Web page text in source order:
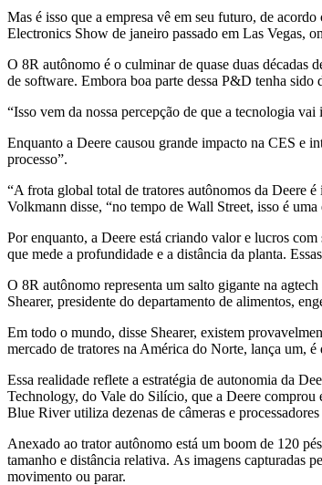
Mas é isso que a empresa vê em seu futuro, de
Electronics Show de janeiro passado em Las Vegas,
O 8R autônomo é o culminar de quase duas décadas
de software. Embora boa parte dessa P&D tenha sido
“Isso vem da nossa percepção de que a tecnologia
Enquanto a Deere causou grande impacto na CES e
processo”.
“A frota global total de tratores autônomos da Deere
Volkmann disse, “no tempo de Wall Street, isso é uma
Por enquanto, a Deere está criando valor e lucros com
que mede a profundidade e a distância da planta.
O 8R autônomo representa um salto gigante na
Shearer, presidente do departamento de alimentos,
Em todo o mundo, disse Shearer, existem
mercado de tratores na América do Norte, lança um, é
Essa realidade reflete a estratégia de autonomia da
Technology, do Vale do Silício, que a Deere
Blue River utiliza dezenas de câmeras e
Anexado ao trator autônomo está um boom de 120
tamanho e distância relativa. As imagens capturadas
movimento ou parar.